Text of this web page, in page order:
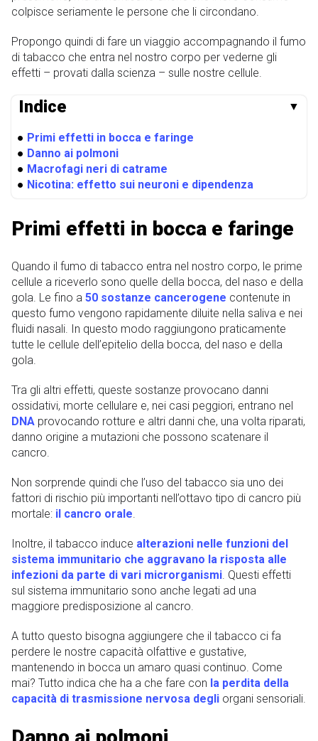
colpisce seriamente le persone che li circondano.
Propongo quindi di fare un viaggio accompagnando il fumo
di tabacco che entra nel nostro corpo per vederne gli
effetti – provati dalla scienza – sulle nostre cellule.
Indice ▼
● Primi effetti in bocca e faringe
● Danno ai polmoni
● Macrofagi neri di catrame
● Nicotina: effetto sui neuroni e dipendenza
Primi effetti in bocca e faringe
Quando il fumo di tabacco entra nel nostro corpo, le prime
cellule a riceverlo sono quelle della bocca, del naso e della
gola. Le fino a 50 sostanze cancerogene contenute in
questo fumo vengono rapidamente diluite nella saliva e nei
fluidi nasali. In questo modo raggiungono praticamente
tutte le cellule dell’epitelio della bocca, del naso e della
gola.
Tra gli altri effetti, queste sostanze provocano danni
ossidativi, morte cellulare e, nei casi peggiori, entrano nel
DNA provocando rotture e altri danni che, una volta riparati,
danno origine a mutazioni che possono scatenare il
cancro.
Non sorprende quindi che l’uso del tabacco sia uno dei
fattori di rischio più importanti nell’ottavo tipo di cancro più
mortale: il cancro orale.
Inoltre, il tabacco induce alterazioni nelle funzioni del
sistema immunitario che aggravano la risposta alle
infezioni da parte di vari microrganismi. Questi effetti
sul sistema immunitario sono anche legati ad una
maggiore predisposizione al cancro.
A tutto questo bisogna aggiungere che il tabacco ci fa
perdere le nostre capacità olfattive e gustative,
mantenendo in bocca un amaro quasi continuo. Come
mai? Tutto indica che ha a che fare con la perdita della
capacità di trasmissione nervosa degli organi sensoriali.